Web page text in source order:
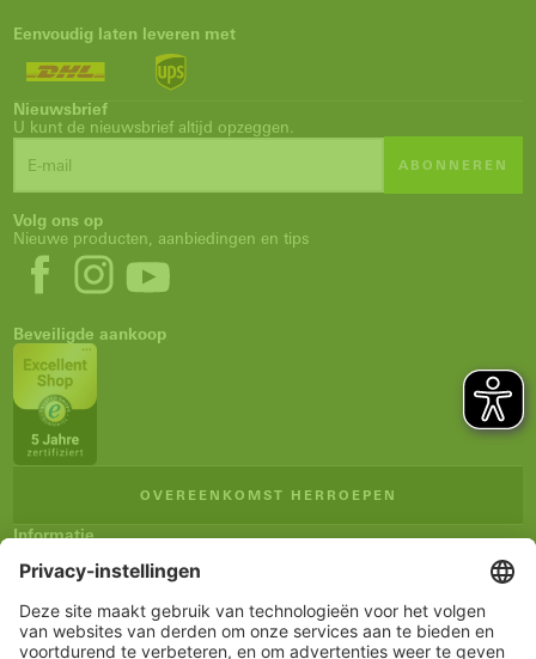
Eenvoudig laten leveren met
Nieuwsbrief
U kunt de nieuwsbrief altijd opzeggen.
ABONNEREN
Volg ons op
Nieuwe producten, aanbiedingen en tips
Beveiligde aankoop
OVEREENKOMST HERROEPEN
Informatie
Algemene verkoopsvoorwaarden
Verzending en betaling
Herroepingsrecht
Verklaring inzake toegankelijkheid